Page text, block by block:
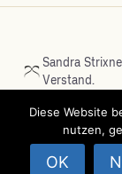
Sandra
Verstand.
LinkedIn
Diese Website
nutzen,
OK